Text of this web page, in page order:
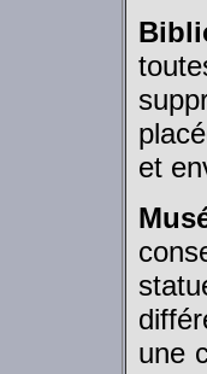
et
une